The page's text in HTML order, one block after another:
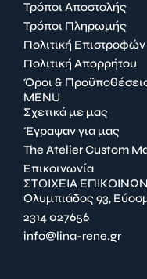
Τρόποι Αποστολής
Τρόποι Πληρωμής
Πολιτική Επιστροφών
Πολιτική Απορρήτου
Όροι &
MENU
Σχετικά με μας
Έγραψαν για μας
The Atelier Custom
Επικοινωνία
ΣΤΟΙΧΕΙΑ
Ολυμπιάδος 93,
2314 027656
info@lina-rene.gr